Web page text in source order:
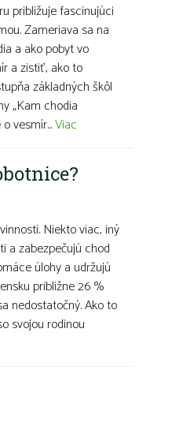
približuje fascinujúci
Zameriava sa na
a ako pobyt vo
a zistiť, ako to
základných škôl
„Kam chodia
vesmír...Viac
Niekto viac, iný
a zabezpečujú chod
úlohy a udržujú
približne 26 %
nedostatočný. Ako to
svojou rodinou